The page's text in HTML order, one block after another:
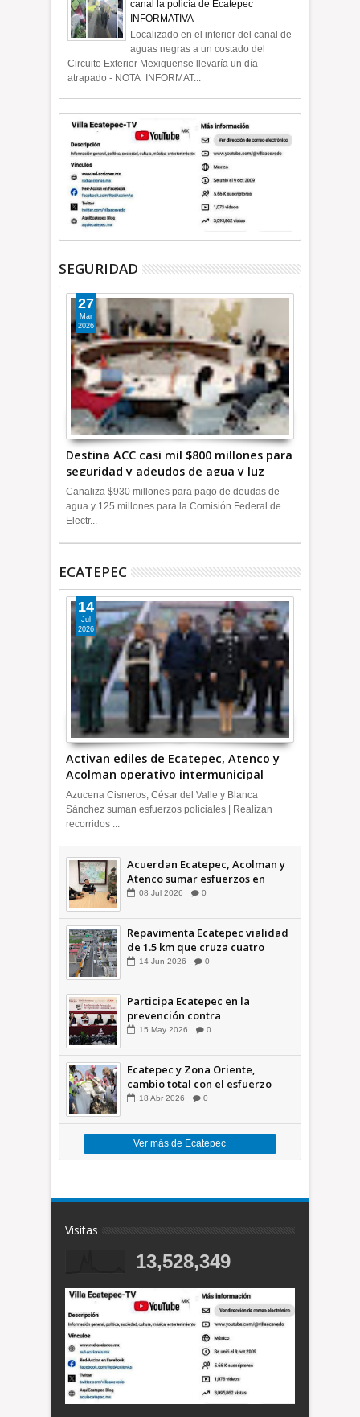
canal la policía de Ecatepec
INFORMATIVA
Localizado en el interior del canal de
aguas negras a un costado del
Circuito Exterior Mexiquense llevaría un día
atrapado - NOTA INFORMAT...
SEGURIDAD
Destina ACC casi mil $800 millones para
seguridad y adeudos de agua y luz
+Video
27
Mar
2026
Canaliza $930 millones para pago de deudas de
agua y 125 millones para la Comisión Federal de
Electr...
ECATEPEC
Activan ediles de Ecatepec, Atenco y
Acolman operativo intermunicipal
14
Jul
2026
Azucena Cisneros, César del Valle y Blanca
Sánchez suman esfuerzos policiales | Realizan
recorridos ...
Acuerdan Ecatepec, Acolman y
Atenco sumar esfuerzos en
seguridad
08 Jul 2026 0
Repavimenta Ecatepec vialidad
de 1.5 km que cruza cuatro
comunidades +Video
14 Jun 2026 0
Participa Ecatepec en la
prevención contra
inundaciones en el Valle de
15 May 2026 0
Ecatepec y Zona Oriente,
cambio total con el esfuerzo
conjunto: Azucena; retiran 21
18 Abr 2026 0
Ver más de Ecatepec
Visitas
13,528,349